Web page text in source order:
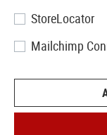
StoreLocator
Mailchimp